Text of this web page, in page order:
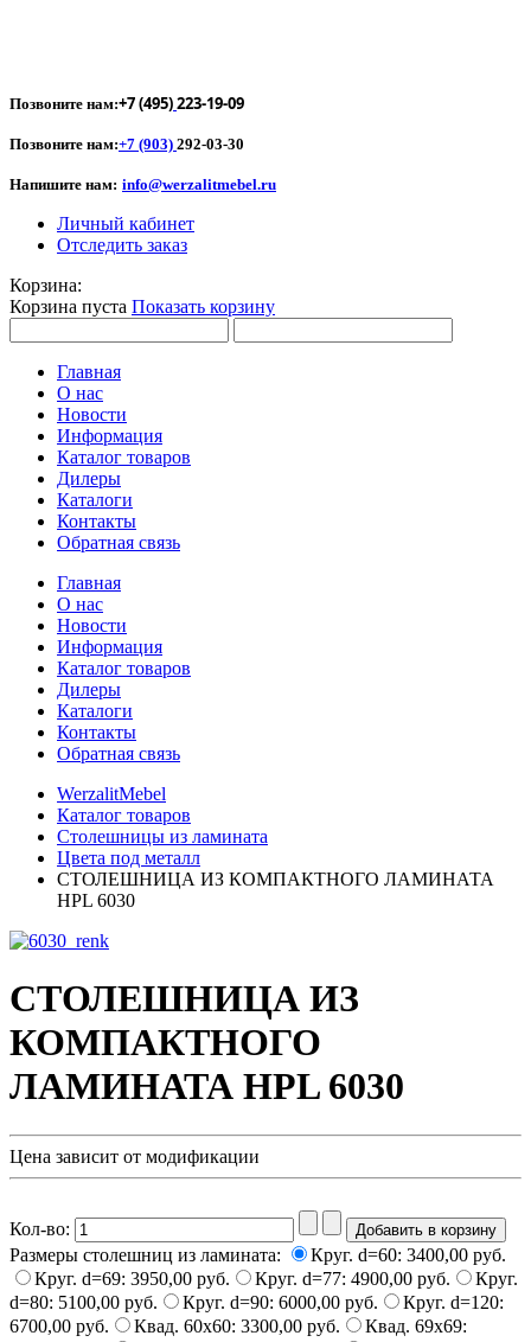
Позвоните нам:+7 (495)223-19-09
Позвоните нам:+7 (903) 292-03-30
Напишите нам: info@werzalitmebel.ru
Личный кабинет
Отследить заказ
Корзина:
Корзина пуста Показать корзину
Главная
О нас
Новости
Информация
Каталог товаров
Дилеры
Каталоги
Контакты
Обратная связь
Главная
О нас
Новости
Информация
Каталог товаров
Дилеры
Каталоги
Контакты
Обратная связь
WerzalitMebel
Каталог товаров
Столешницы из ламината
Цвета под металл
СТОЛЕШНИЦА ИЗ КОМПАКТНОГО ЛАМИНАТА
HPL 6030
СТОЛЕШНИЦА ИЗ
КОМПАКТНОГО
ЛАМИНАТА HPL 6030
Цена зависит от модификации
Кол-во:
Размеры столешниц из ламината:
Круг. d=60: 3400,00 руб.
Круг. d=69: 3950,00 руб. Круг. d=77: 4900,00 руб.
Круг.
d=80: 5100,00 руб. Круг. d=90: 6000,00 руб.
Круг. d=120:
6700,00 руб.
Квад. 60x60: 3300,00 руб.
Квад. 69x69: